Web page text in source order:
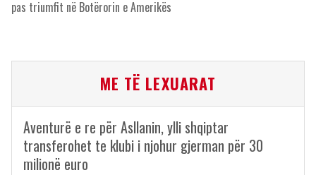
pas triumfit në Botërorin e Amerikës
ME TË LEXUARAT
Aventurë e re për Asllanin, ylli shqiptar
transferohet te klubi i njohur gjerman për 30
milionë euro